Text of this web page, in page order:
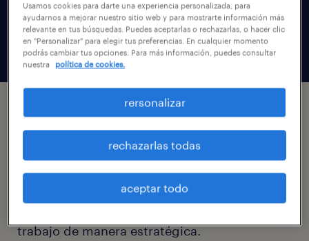
Contáctanos ahora
¿Qué hacemos?
inclusión laboral, ayudamos a las empresas a
trabajo de manera estratégica.
Usamos cookies para darte una experiencia personalizada, para
ayudarnos a mejorar nuestro sitio web y para mostrarte información más
relevante en tus búsquedas. Puedes aceptarlas o rechazarlas, o hacer clic
en "Personalizar" para elegir tus preferencias. En cualquier momento
podrás cambiar tus opciones. Para más información, puedes consultar
nuestra
política de cookies.
rersonalizar
rechazarlas todas
aceptar todo